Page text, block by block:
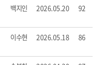
백지인 2026.05.20 92
이수현 2026.05.18 86